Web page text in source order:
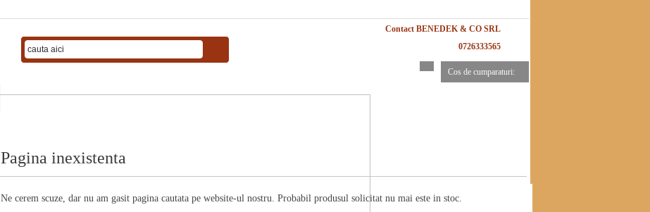
Contact BENEDEK & CO SRL
0726333565
Cos de cumparaturi:
Pagina inexistenta
Ne cerem scuze, dar nu am gasit pagina cautata pe website-ul nostru. Probabil produsul solicitat nu mai este in stoc.